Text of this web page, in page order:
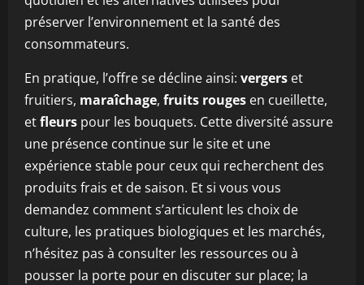
préserver l’environnement et la santé des
consommateurs.
En pratique, l’offre se décline ainsi: vergers et
fruitiers, maraîchage, fruits rouges en cueillette,
etfleurs pour les bouquets. Cette diversité assure
une présence continue sur le site et une
expérience stable pour ceux qui recherchent des
produits frais et de saison. Et si vous vous
demandez comment s’articulent les choix de
culture, les pratiques biologiques et les marchés,
n’hésitez pas à consulter les ressources ou à
pousser la porte pour en discuter sur place; la